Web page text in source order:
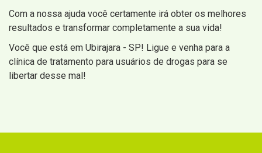
Com a nossa ajuda você certamente irá obter os melhores
resultados e transformar completamente a sua vida!
Você que está em Ubirajara - SP! Ligue e venha para a
clínica de tratamento para usuários de drogas para se
libertar desse mal!